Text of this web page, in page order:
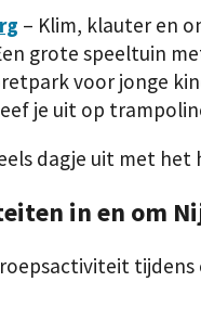
– Klim, klauter en
grote speeltuin
voor jonge
je uit op
dagje uit met het
in en om